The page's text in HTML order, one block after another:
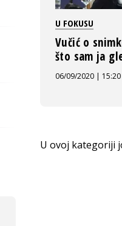
U FOKUSU
Vučić o
što sam ja
06/09/2020 | 15:20
U ovoj kategoriji